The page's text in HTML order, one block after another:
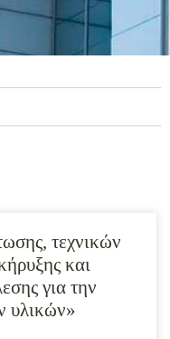
τεχνικών
και
για την
υλικών»